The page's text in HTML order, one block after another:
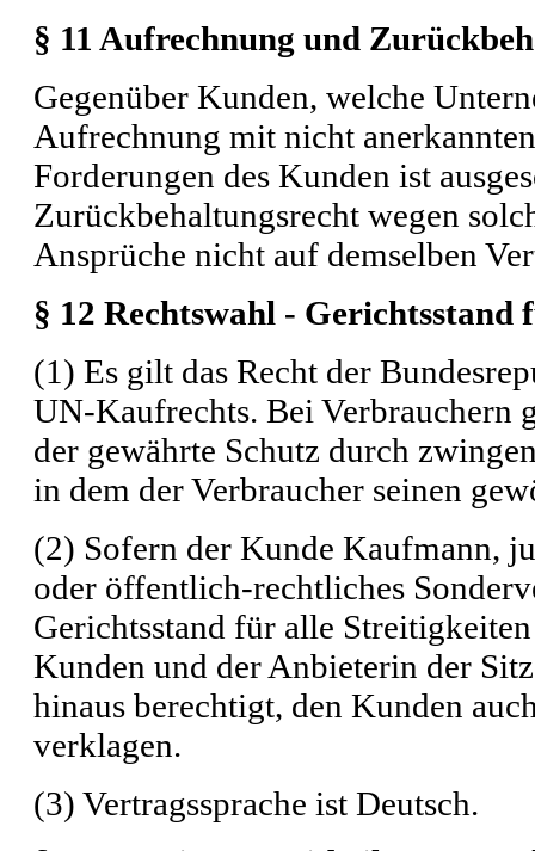
§ 11 Aufrechnung und
Gegenüber Kunden, welche
Aufrechnung mit nicht
Forderungen des Kunden ist
Zurückbehaltungsrecht wegen
Ansprüche nicht auf demselben
§ 12 Rechtswahl -
(1) Es gilt das Recht der
UN-Kaufrechts. Bei Verbrauchern
der gewährte Schutz durch
in dem der Verbraucher seinen
(2) Sofern der Kunde Kaufmann,
oder öffentlich-rechtliches
Gerichtsstand für alle
Kunden und der Anbieterin der
hinaus berechtigt, den Kunden
verklagen.
(3) Vertragssprache ist Deutsch.